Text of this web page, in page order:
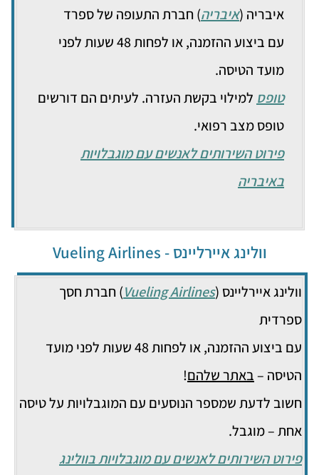
איבריה (איבריה) חברת התעופה של ספרד
עם ביצוע ההזמנה, או לפחות 48 שעות לפני
מועד הטיסה.
טופס למילוי בקשת העזרה. לעיתים הם דורשים
טופס מצב רפואי.
פירוט השירותים לאנשים עם מוגבלויות
באיבריה
וולינג איירליינס - Vueling Airlines
וולינג איירליינס (Vueling Airlines) חברת חסך
ספרדית
עם ביצוע ההזמנה, או לפחות 48 שעות לפני מועד
הטיסה –באתר שלהם!
חשוב לדעת שמספר הנוסעים עם המוגבלויות על טיסה
אחת – מוגבל.
פירוט השירותים לאנשים עם מוגבלויות בוולינג